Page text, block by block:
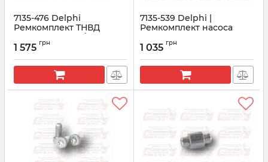
7135-476 Delphi
Ремкомплект ТНВД
Делфи (ролик+башмак)
Артикул:
1 575 грн
7135-539 Delphi |
Ремкомплект насоса
Артикул:
1 035 грн